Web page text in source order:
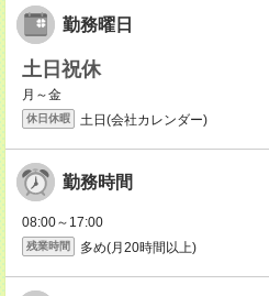
勤務曜日
土日祝休
月～金
休日休暇 土日(会社カレンダー)
勤務時間
08:00～17:00
残業時間 多め(月20時間以上)